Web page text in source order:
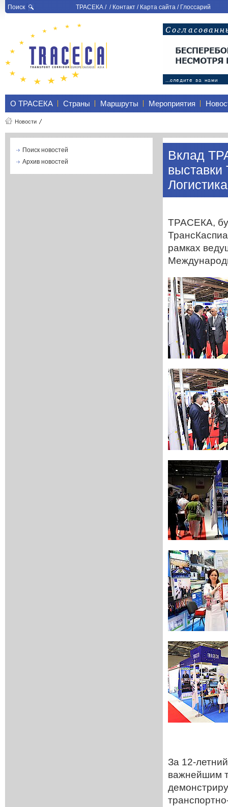
Поиск ТРАСЕКА/ /Контакт/Карта сайта/Глоссарий
О ТРАСЕКА Страны Маршруты Мероприятия
Новости
Поиск новостей
Архив новостей
Вклад
выставки
ТРАСЕКА,
рамках
За 12-
важнейшим